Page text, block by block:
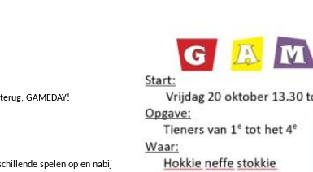
GAMEDAY!
spelen op en nabij